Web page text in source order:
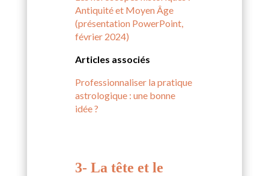
Antiquité et Moyen Âge
(présentation PowerPoint,
février 2024)
Articles associés
Professionnaliser la pratique
astrologique : une bonne
idée ?
3- La tête et le